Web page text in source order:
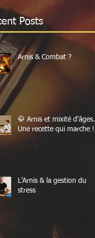
Posts
Arnis & Combat ?
🥋 Arnis et mixité d'âges.
Une recette qui marche !
L'Arnis & la gestion du
stress